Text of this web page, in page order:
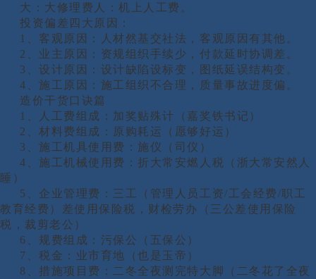
大：大修理费人：机上人工费。
投资偏差四大原因：
1、客观原因：人材然基交社法，客观原因有其他。
2、业主原因：资规组织手续少，付款延时协调差。
3、设计原因：设计缺陷设标变，图纸延误结构变。
4、施工原因：施工组织不合理，质量事故进度偏。
造价干货口诀篇
1、人工费组成：加奖贴殊计（嘉奖铁书记）
2、材料费组成：原购耗运（愿够好运）
3、施工机具使用费：施仪（司仪）
4、施工机械使用费：折大常安燃人税（浙大常安然人
睡）
5、企业管理费：三工（管理人员工资/工会经费/职工
教育经费）差使用保险税，财检劳办（三公差使用保险
税，裁剪老公）
6、规费组成：污保公（五保公）
7、税金：业市育地（也是玉帝）
8、措施项目费：二冬全夜测完特大脚（二冬花了全夜